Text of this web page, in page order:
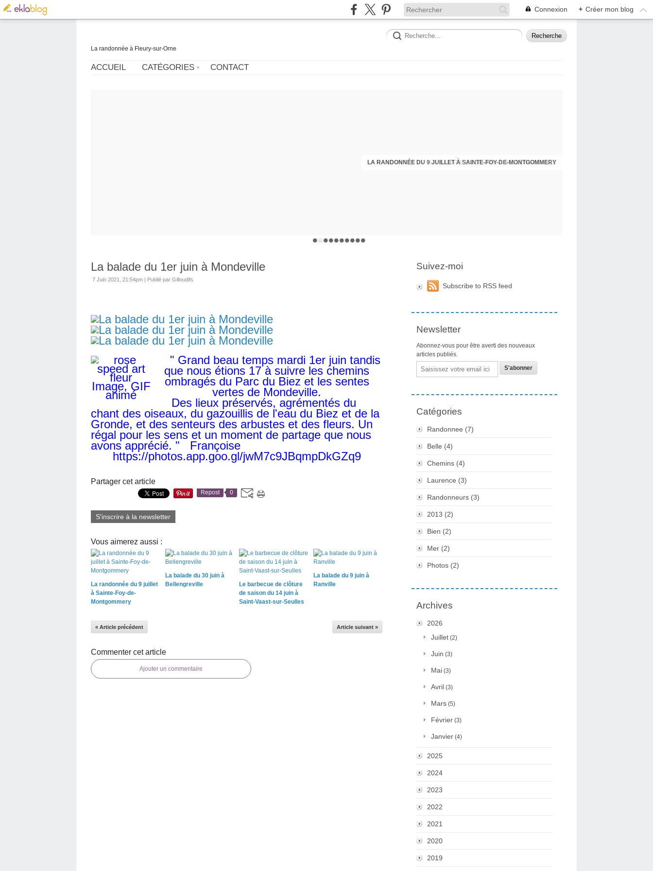
Connexion + Créer mon blog
La randonnée à Fleury-sur-Orne
ACCUEIL CATÉGORIES CONTACT
LA RANDONNÉE DU 9 JUILLET À SAINTE-FOY-DE-MONTGOMMERY
LA BALADE DU 30 JUIN À BELLENGREVILLE
La balade du 1er juin à Mondeville
7 Juin 2021, 21:54pm | Publié par Gilloudifs
" Grand beau temps mardi 1er juin tandis
que nous étions 17 à suivre les chemins
ombragés du Parc du Biez et les sentes
vertes de Mondeville.
Des lieux préservés, agrémentés du
chant des oiseaux, du gazouillis de l'eau du Biez et de la
Gronde, et des senteurs des arbustes et des fleurs. Un
régal pour les sens et un moment de partage que nous
avons apprécié. " Françoise
https://photos.app.goo.gl/jwM7c9JBqmpDkGZq9
Partager cet article
Repost 0
S'inscrire à la newsletter
Vous aimerez aussi :
La randonnée du 9 juillet
à Sainte-Foy-de-
Montgommery
La balade du 30 juin à
Bellengreville
Le barbecue de clôture
de saison du 14 juin à
Saint-Vaast-sur-Seulles
La balade du 9 juin à
Ranville
« Article précédent Article suivant »
Commenter cet article
Ajouter un commentaire
Suivez-moi
Subscribe to RSS feed
Newsletter
Abonnez-vous pour être averti des nouveaux
articles publiés.
Email
Catégories
Randonnee (7)
Belle (4)
Chemins (4)
Laurence (3)
Randonneurs (3)
2013 (2)
Bien (2)
Mer (2)
Photos (2)
Archives
2026
Juillet (2)
Juin (3)
Mai (3)
Avril (3)
Mars (5)
Février (3)
Janvier (4)
2025
2024
2023
2022
2021
2020
2019